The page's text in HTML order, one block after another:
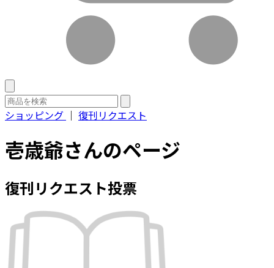
ショッピング ｜ 復刊リクエスト
壱歳爺さんのページ
復刊リクエスト投票